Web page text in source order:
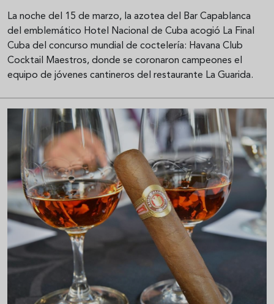
La noche del 15 de marzo, la azotea del Bar Capablanca
del emblemático Hotel Nacional de Cuba acogió La Final
Cuba del concurso mundial de coctelería: Havana Club
Cocktail Maestros, donde se coronaron campeones el
equipo de jóvenes cantineros del restaurante La Guarida.